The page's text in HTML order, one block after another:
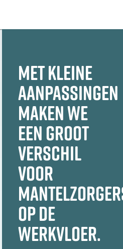
MET KLEINE
AANPASSINGEN
MAKEN WE
EEN GROOT
VERSCHIL
VOOR
OP DE
WERKVLOER.